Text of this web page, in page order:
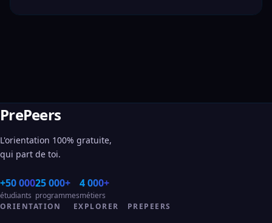
PrePeers
L'orientation 100% gratuite,
qui part de toi.
+50 000
étudiants
25 000+
programmes
4 000+
métiers
ORIENTATION
EXPLORER PREPEERS